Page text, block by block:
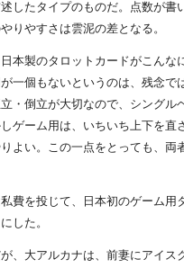
したタイプのものだ。点数が書
りやすさは雲泥の差となる。
本製のタロットカードがこんな
一個もないというのは、残念で
・倒立が大切なので、シングル
ゲーム用は、いちいち上下を直
よい。この一点をとっても、両
費を投じて、日本初のゲーム用
した。
、大アルカナは、前妻にアイス